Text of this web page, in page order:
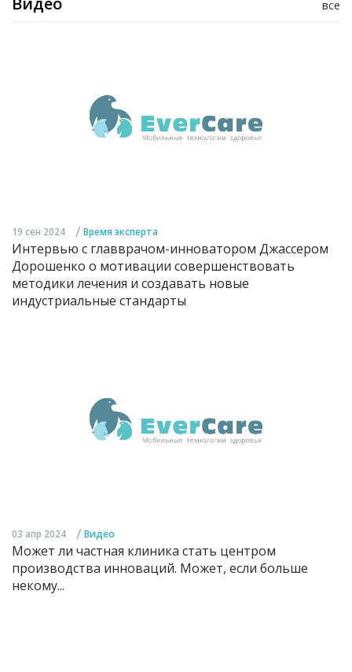
все
19 сен 2024 / Время эксперта
Интервью с главврачом-инноватором Джассером
Дорошенко о мотивации совершенствовать
методики лечения и создавать новые
индустриальные стандарты
03 апр 2024 / Видео
Может ли частная клиника стать центром
производства инноваций. Может, если больше
некому...